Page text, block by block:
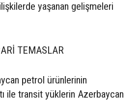
yaşanan gelişmeleri
TEMASLAR
petrol ürünlerinin
ile transit yüklerin Azerbaycan